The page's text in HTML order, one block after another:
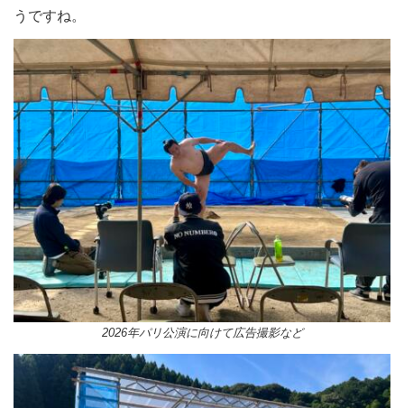
うですね。
2026年パリ公演に向けて広告撮影など